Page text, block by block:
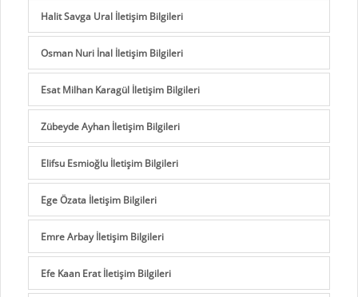
Halit Savga Ural İletişim Bilgileri
Osman Nuri İnal İletişim Bilgileri
Esat Milhan Karagül İletişim Bilgileri
Zübeyde Ayhan İletişim Bilgileri
Elifsu Esmioğlu İletişim Bilgileri
Ege Özata İletişim Bilgileri
Emre Arbay İletişim Bilgileri
Efe Kaan Erat İletişim Bilgileri